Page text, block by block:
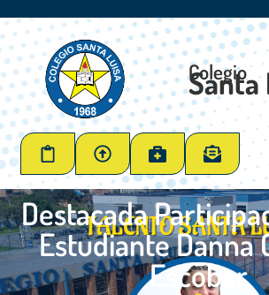
Colegio
Santa
Destacada
Estudiante Danna
Escobar